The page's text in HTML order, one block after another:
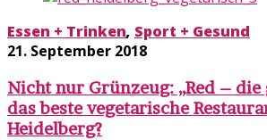
Essen + Trinken, Sport + Gesund
21. September 2018
Nicht nur Grünzeug: „Red – die
das beste vegetarische
Heidelberg?